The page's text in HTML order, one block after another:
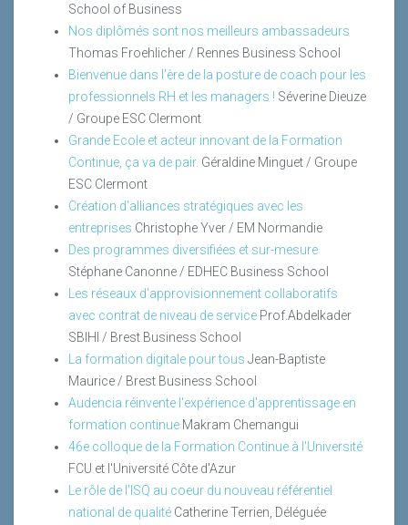
School of Business
Nos diplômés sont nos meilleurs ambassadeurs
Thomas Froehlicher / Rennes Business School
Bienvenue dans l'ère de la posture de coach pour les
professionnels RH et les managers ! Séverine Dieuze
/ Groupe ESC Clermont
Grande Ecole et acteur innovant de la Formation
Continue, ça va de pair. Géraldine Minguet / Groupe
ESC Clermont
Création d'alliances stratégiques avec les
entreprises Christophe Yver / EM Normandie
Des programmes diversifiées et sur-mesure
Stéphane Canonne / EDHEC Business School
Les réseaux d'approvisionnement collaboratifs
avec contrat de niveau de service Prof.Abdelkader
SBIHI / Brest Business School
La formation digitale pour tous Jean-Baptiste
Maurice / Brest Business School
Audencia réinvente l'expérience d'apprentissage en
formation continue Makram Chemangui
46e colloque de la Formation Continue à l'Université
FCU et l'Université Côte d'Azur
Le rôle de l'ISQ au coeur du nouveau référentiel
national de qualité Catherine Terrien, Déléguée